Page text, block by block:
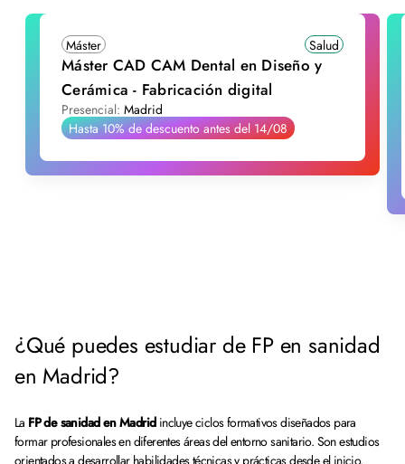
Máster Salud
Máster CAD CAM Dental en Diseño y
Cerámica - Fabricación digital
Presencial: Madrid
Hasta 10% de descuento antes del 14/08
¿Qué puedes estudiar de FP en sanidad
en Madrid?
La FP de sanidad en Madridincluye ciclos formativos diseñados para
formar profesionales en diferentes áreas del entorno sanitario. Son estudios
orientados a desarrollar habilidades técnicas y prácticas desde el inicio.